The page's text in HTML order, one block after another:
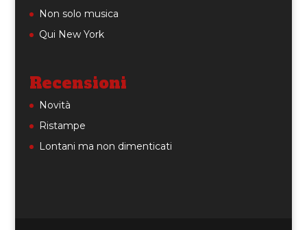
Non solo musica
Qui New York
Recensioni
Novità
Ristampe
Lontani ma non dimenticati